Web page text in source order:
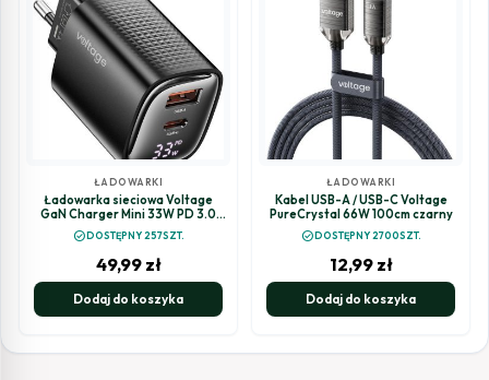
ŁADOWARKI
Ładowarka sieciowa Voltage
GaN Charger Mini 33W PD 3.0
QC 3.0 USB-A USB-C Digital
Display czarna
check_circleDOSTĘPNY 257SZT.
49,99 zł
Dodaj do koszyka
ŁADOWARKI
Kabel USB-A / USB-C Voltage
PureCrystal 66W 100cm czarny
check_circleDOSTĘPNY 2700SZT.
12,99 zł
Dodaj do koszyka